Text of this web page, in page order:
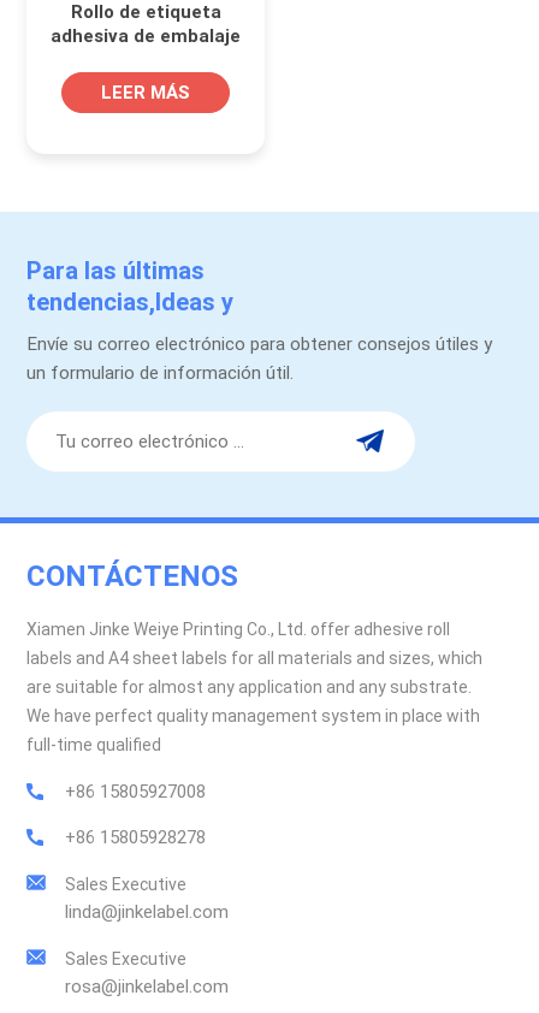
Rollo de etiqueta
adhesiva de embalaje
LEER MÁS
Para las últimas
tendencias,Ideas y
promociones.
Envíe su correo electrónico para obtener consejos útiles y
un formulario de información útil.
CONTÁCTENOS
Xiamen Jinke Weiye Printing Co., Ltd. offer adhesive roll
labels and A4 sheet labels for all materials and sizes, which
are suitable for almost any application and any substrate.
We have perfect quality management system in place with
full-time qualified
+86 15805927008
+86 15805928278
Sales Executive
linda@jinkelabel.com
Sales Executive
rosa@jinkelabel.com